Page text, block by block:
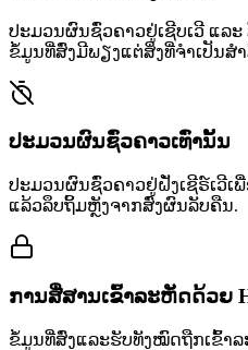
ປະມວນຜົນຊົ່ວຄາວຢູ່ເຊີບເວີ ແລ
ຂໍ້ມູນທີ່ສົ່ງມີພຽງແຕ່ສິ່ງທີ່ຈຳເປັນສ
ປະມວນຜົນຊົ່ວຄາວເທົ່ານັ້ນ
ປະມວນຜົນຊົ່ວຄາວຢູ່ຝັ່ງເຊີຣ໌ເວີເພື່
ແລ້ວລຶບຖິ້ມຫຼັງຈາກສົ່ງຜົນລັບຄືນ.
ການສື່ສານເຂົ້າລະຫັດດ້ວຍ
ຂໍ້ມູນທີ່ສົ່ງແລະຮັບທັງໝົດຖືກເຂົ້າ